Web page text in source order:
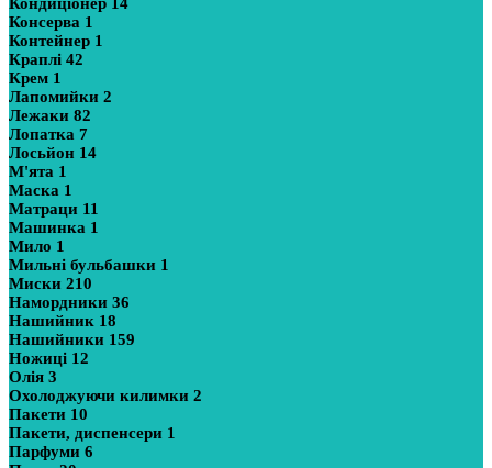
Консерва 1
Контейнер 1
Краплі 42
Крем 1
Лапомийки 2
Лежаки 82
Лопатка 7
Лосьйон 14
М'ята 1
Маска 1
Матраци 11
Машинка 1
Мило 1
Мильні бульбашки 1
Миски 210
Намордники 36
Нашийник 18
Нашийники 159
Ножиці 12
Олія 3
Охолоджуючи килимки 2
Пакети 10
Пакети, диспенсери 1
Парфуми 6